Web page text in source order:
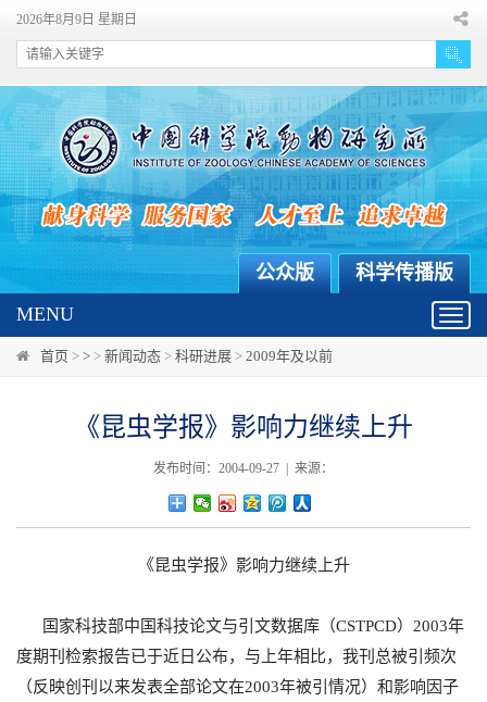
2026年8月9日 星期日
科学传播版
公众版
MENU
首页 > > > 新闻动态 > 科研进展 > 2009年及以前
《昆虫学报》影响力继续上升
发布时间：2004-09-27 | 来源：
《昆虫学报》影响力继续上升
国家科技部中国科技论文与引文数据库（CSTPCD） 2003年
度期刊检索报告已于近日公布，与上年相比，我刊总被引频次
（反映创刊以来发表全部论文在2003年被引情况）和影响因子